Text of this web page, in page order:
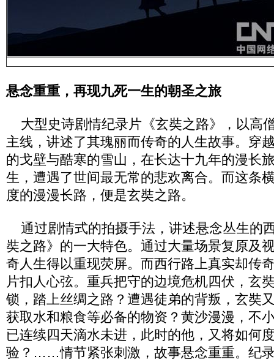
悬念重重，再现九死一生的朝圣之旅
大型史诗剧情纪录片《玄奘之路》，以高
主线，讲述了其瑰丽而传奇的人生故事。穿
的戈壁与酷寒的雪山，在长达十九年的漫长
生，遭遇了世间最无常的悲欢离合。而这条
度的漫漫长路，便是玄奘之路。
通过剧情式的拍摄手法，讲述悬念丛生的
奘之路》的一大特色。通过大量场景复原及
奇人生得以重现荧屏。而西行路上真实却传
片扣人心弦。重兵把守的边境危机四伏，玄
锁，踏上丝绸之路？遭遇徒弟的背叛，玄奘
获取水和粮食等必备的物资？黄沙漫漫，不
已连续四天滴水未进，此时的他，又将如何
验？……情节紧张刺激，故事悬念重重。纪